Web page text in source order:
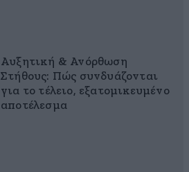
Αυξητική & Ανόρθωση
Στήθους: Πώς συνδυάζονται
για το τέλειο, εξατομικευμένο
αποτέλεσμα